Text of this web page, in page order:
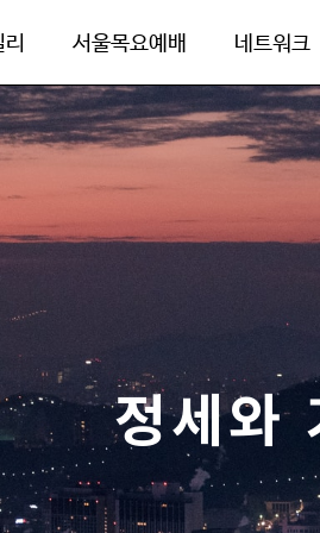
서울목요예배 네트워크
정세와